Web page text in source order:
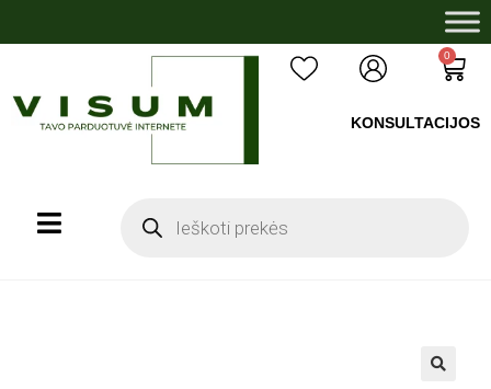
0
KONSULTACIJOS